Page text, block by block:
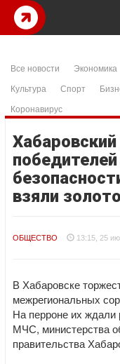
Все новости Экономика
Культура
Спорт
Коронавирус
взяли золото
ОБЩЕСТВО 13:15, 25
В Хабаровске
межрегиональных
На перроне их ждали
МЧС, министерства
правительства